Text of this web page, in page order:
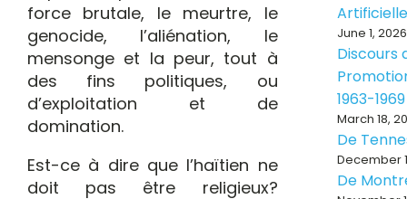
force brutale, le meurtre, le
genocide, l’aliénation, le
mensonge et la peur, tout à
des fins politiques, ou
d’exploitation et de
domination.
Est-ce à dire que l’haïtien ne
doit pas être religieux?
June 1, 2026
Discours
1963-1969
March 18,
De
December
De